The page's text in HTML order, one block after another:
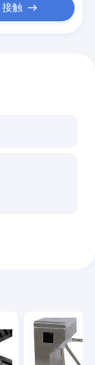
接触